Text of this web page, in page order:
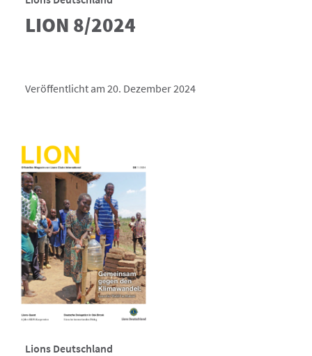
LION 8/2024
Veröffentlicht am 20. Dezember 2024
Lions Deutschland